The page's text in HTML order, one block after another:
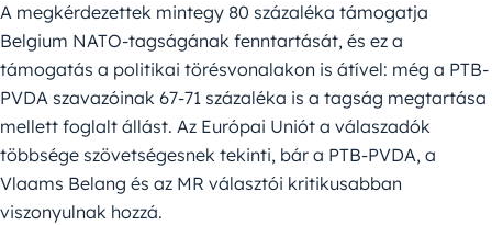
A megkérdezettek mintegy 80 százaléka támogatja
Belgium NATO-tagságának fenntartását, és ez a
támogatás a politikai törésvonalakon is átível: még a PTB-
PVDA szavazóinak 67-71 százaléka is a tagság megtartása
mellett foglalt állást. Az Európai Uniót a válaszadók
többsége szövetségesnek tekinti, bár a PTB-PVDA, a
Vlaams Belang és az MR választói kritikusabban
viszonyulnak hozzá.